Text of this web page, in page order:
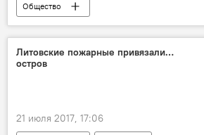
Общество
Скандал с поездкой школьников в Россию
Литва
Витаутас Ландсбергис
поездка литовских детей в российский лагерь
Литовские пожарные привязали…
остров
21 июля 2017, 17:06